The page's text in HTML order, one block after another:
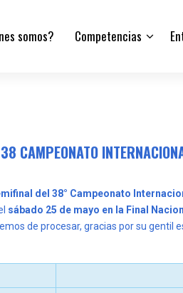
somos? Competencias
CAMPEONATO
del 38° Campeonato
sábado 25 de mayo en la Final
de procesar, gracias por su gentil